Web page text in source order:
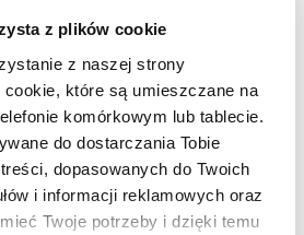
z plików cookie
z naszej strony
które są umieszczane na
komórkowym lub tablecie.
do dostarczania Tobie
dopasowanych do Twoich
i informacji reklamowych oraz
Twoje potrzeby i dzięki temu
Gazety Prawnej i Radia ZET.
– poza podatkami – są górskie
i muzyka rockowa ubiegłego stulecia. W
zgłębiam wiedzę na temat historii
jurek@xyz.pl